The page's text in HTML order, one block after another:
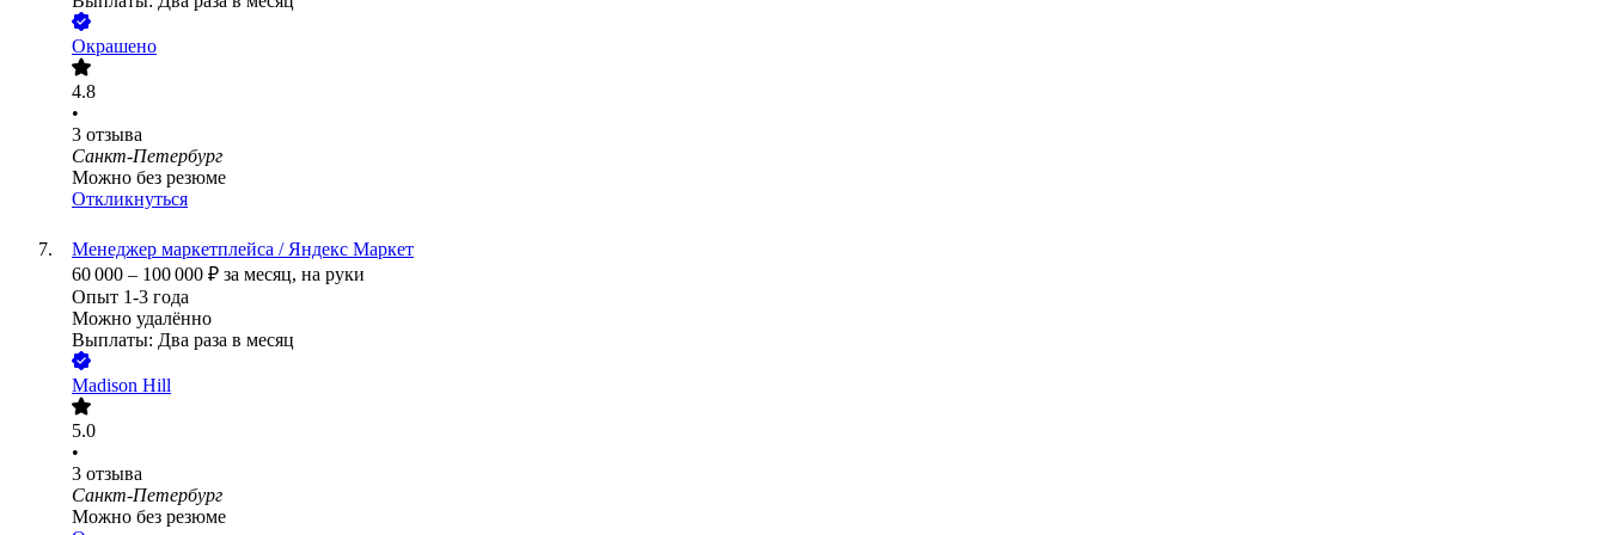
Окрашено
4.8
•
3 отзыва
Санкт-Петербург
Можно без резюме
Откликнуться
Менеджер маркетплейса / Яндекс Маркет
60 000 – 100 000 ₽ за месяц, на руки
Опыт 1-3 года
Можно удалённо
Выплаты: Два раза в месяц
Madison Hill
5.0
•
3 отзыва
Санкт-Петербург
Можно без резюме